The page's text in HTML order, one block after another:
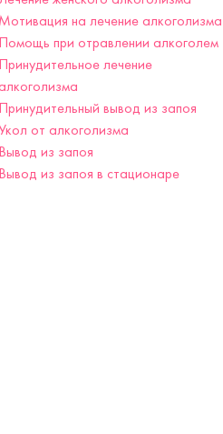
Мотивация на лечение алкоголизма
Помощь при отравлении алкоголем
Принудительное лечение
Принудительный вывод из запоя
от алкоголизма
Вывод из запоя
Вывод из запоя в стационаре